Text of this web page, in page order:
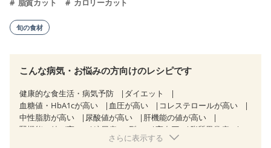
脂質カット カロリーカット
旬の食材
こんな病気・お悩みの方向けのレシピです
健康的な食生活・病気予防
ダイエット
血糖値・HbA1cが高い
血圧が高い
コレステロールが高い
中性脂肪が高い
尿酸値が高い
肝機能の値が高い
腎機能の値が高い
糖尿病（2型） 高血圧
脂質異常症
胃ポリープ
胆石症
さらに表示する